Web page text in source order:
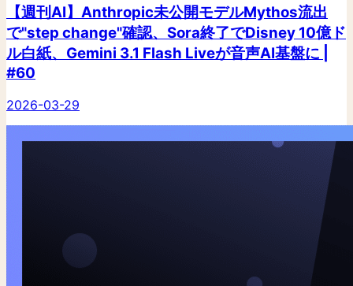
【週刊AI】Anthropic未公開モデルMythos流出
で"step change"確認、Sora終了でDisney 10億ド
ル白紙、Gemini 3.1 Flash Liveが音声AI基盤に |
#60
2026-03-29